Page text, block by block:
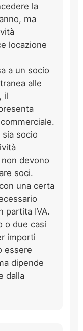
la
ma
locazione
a un socio
alle
il
socio
devono
soci.
una certa
partita IVA.
o due casi
importi
essere
dipende
dalla